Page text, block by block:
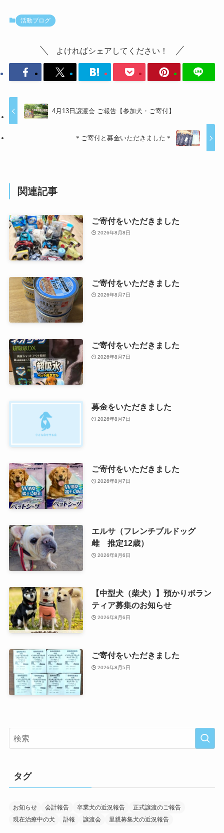
活動ブログ
よければシェアしてください！
4月13日譲渡会 ご報告【参加犬・ご寄付】
＊ご寄付と募金いただきました＊
関連記事
ご寄付をいただきました
2026年8月8日
ご寄付をいただきました
2026年8月7日
ご寄付をいただきました
2026年8月7日
募金をいただきました
2026年8月7日
ご寄付をいただきました
2026年8月7日
エルサ（フレンチブルドッグ
雌 推定12歳）
2026年8月6日
【中型犬（柴犬）】預かりボラン
ティア募集のお知らせ
2026年8月6日
ご寄付をいただきました
2026年8月5日
タグ
お知らせ 会計報告 卒業犬の近況報告
正式譲渡のご報告
現在治療中の犬
訃報 譲渡会 里親募集犬の近況報告